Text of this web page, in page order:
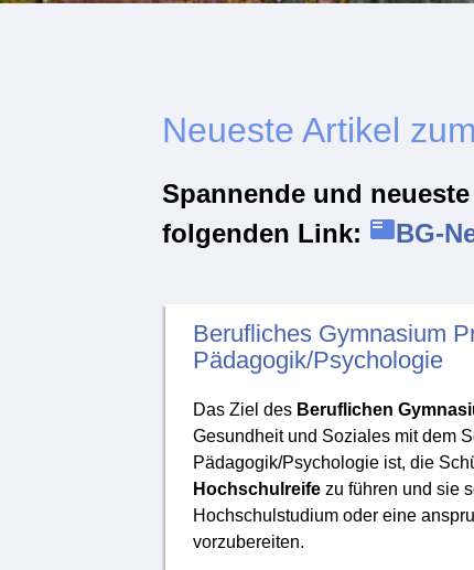
Neueste Artikel
Spannende und
folgenden Link: featured_play_list BG-
Berufliches Gymnasium
Pädagogik/Psychologie
Das Ziel des Beruflichen
Gesundheit und Soziales mit dem
Pädagogik/Psychologie ist, die
Hochschulreife zu führen und sie
Hochschulstudium oder eine
vorzubereiten.